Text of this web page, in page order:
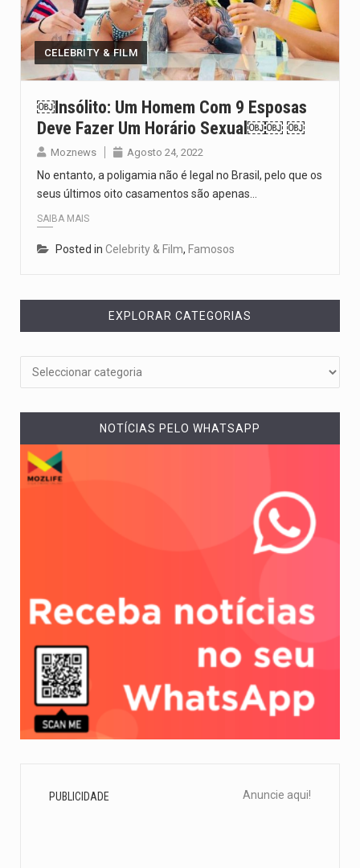
O pagamento marca o desfecho de um dos processos mais…
O programa, cuja implementação está prevista entre abril de 2026…
O Departamento de Estado norte-americano confirmou que cidadãos dos Estados…
CELEBRITY & FILM
￼Insólito: Um Homem Com 9 Esposas
Deve Fazer Um Horário Sexual￼￼ ￼
Moznews Agosto 24, 2022
No entanto, a poligamia não é legal no Brasil, pelo que os
seus últimos oito casamentos são apenas…
SAIBA MAIS
Posted in Celebrity & Film, Famosos
EXPLORAR CATEGORIAS
NOTÍCIAS PELO WHATSAPP
PUBLICIDADE Anuncie aqui!